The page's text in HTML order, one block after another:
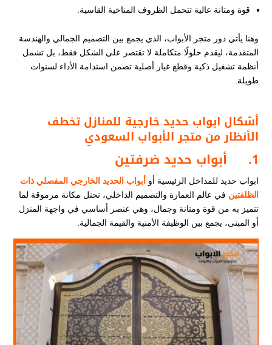
قوة ومتانة عالية تتحمل الظروف المناخية القاسية.
وهنا يأتي دور متجر الأبواب، الذي يجمع بين التصميم الجمالي والهندسة
المتقدمة، ليقدم حلولًا متكاملة لا تقتصر على الشكل فقط، بل تشمل
أنظمة تشغيل ذكية وقطع غيار أصلية تضمن استدامة الأداء لسنوات
طويلة.
أشكال ابواب حديد خارجية للمنازل تخطف
الأنظار من متجر الأبواب السعودي
1. أبواب حديد ضرفتين
ابواب حديد للمداخل الرئيسية أو أبواب الحديد الخارجي المفصلي ذات
الظلفتين في عالم العمارة والتصميم الداخلي، تحتل مكانة مرموقة لما
تتميز به من قوة ومتانة وجمال، وهي عنصر أساسي في واجهة المنزل
أو المبنى، يجمع بين الوظيفة الأمنية والقيمة الجمالية.